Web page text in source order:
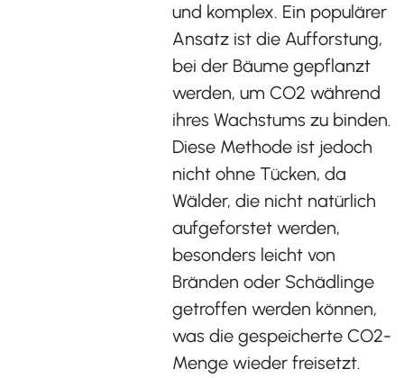
und komplex. Ein populärer
Ansatz ist die Aufforstung,
bei der Bäume gepflanzt
werden, um CO2 während
ihres Wachstums zu binden.
Diese Methode ist jedoch
nicht ohne Tücken, da
Wälder, die nicht natürlich
aufgeforstet werden,
besonders leicht von
Bränden oder Schädlinge
getroffen werden können,
was die gespeicherte CO2-
Menge wieder freisetzt.